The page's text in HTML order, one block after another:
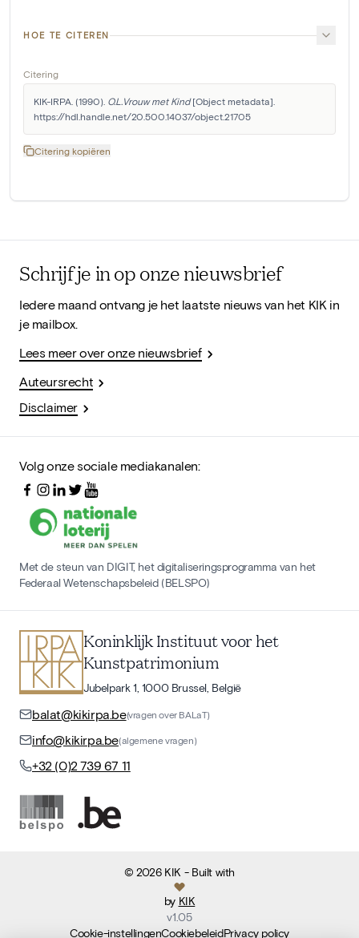
HOE TE CITEREN
Citering
KIK-IRPA. (1990). O.L.Vrouw met Kind [Object metadata].
https://hdl.handle.net/20.500.14037/object.21705
Citering kopiëren
Schrijf je in op onze nieuwsbrief
Iedere maand ontvang je het laatste nieuws van het KIK in
je mailbox.
Lees meer over onze nieuwsbrief
Auteursrecht
Disclaimer
Volg onze sociale mediakanalen:
Met de steun van DIGIT, het digitaliseringsprogramma van het
Federaal Wetenschapsbeleid (BELSPO)
Koninklijk Instituut voor het
Kunstpatrimonium
Jubelpark 1, 1000 Brussel, België
balat@kikirpa.be(vragen over BALaT)
info@kikirpa.be(algemene vragen)
+32 (0)2 739 67 11
©2026 KIK - Built with
by KIK
v1.05
Cookie-instellingenCookiebeleidPrivacy policy